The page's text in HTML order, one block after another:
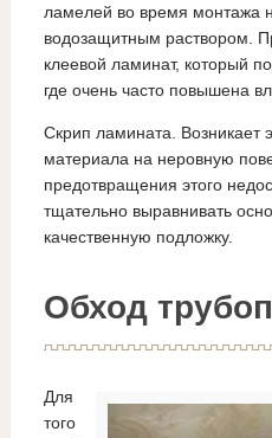
ламелей во время монтажа
водозащитным раствором.
клеевой ламинат, который
где очень часто повышена
Скрип ламината. Возникает
материала на неровную
предотвращения этого
тщательно выравнивать
качественную подложку.
Обход
Для
того